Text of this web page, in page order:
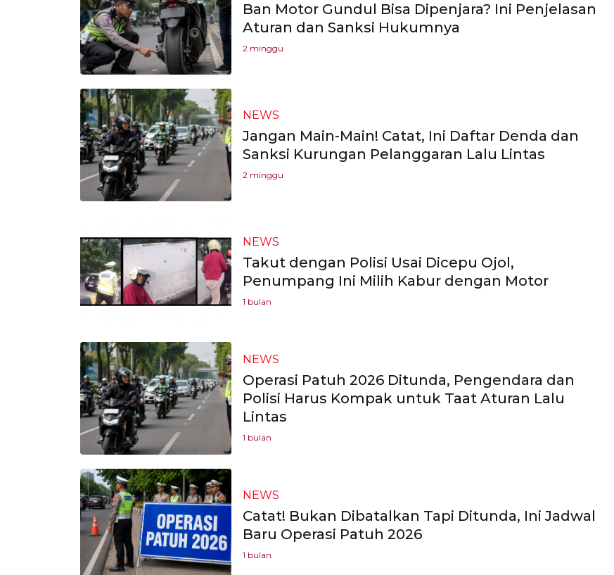
Ban Motor Gundul Bisa Dipenjara? Ini Penjelasan
Aturan dan Sanksi Hukumnya
2 minggu
NEWS
Jangan Main-Main! Catat, Ini Daftar Denda dan
Sanksi Kurungan Pelanggaran Lalu Lintas
2 minggu
NEWS
Takut dengan Polisi Usai Dicepu Ojol,
Penumpang Ini Milih Kabur dengan Motor
1 bulan
NEWS
Operasi Patuh 2026 Ditunda, Pengendara dan
Polisi Harus Kompak untuk Taat Aturan Lalu
Lintas
1 bulan
NEWS
Catat! Bukan Dibatalkan Tapi Ditunda, Ini Jadwal
Baru Operasi Patuh 2026
1 bulan